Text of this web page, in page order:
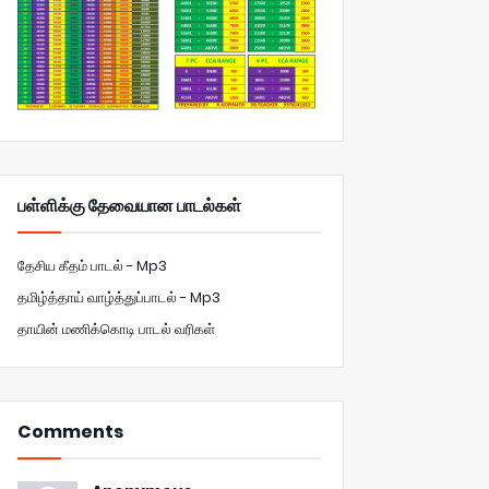
பள்ளிக்கு தேவையான பாடல்கள்
தேசிய கீதம் பாடல் - Mp3
தமிழ்த்தாய் வாழ்த்துப்பாடல் - Mp3
தாயின் மணிக்கொடி பாடல் வரிகள்
Comments